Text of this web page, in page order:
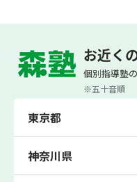
す。森塾では、テ
ちろん、普段習って
可能です。 普段忙
も、テスト前に集
森塾は、（株）スプリックスが運
方にも安心の授業料」の塾・個別
小学生は3科目（算数・英語・国
学・英語・国語・理科・社会）、
間・期末テストで、必ず1回以上
+20点以上。60点以上でご入塾の
ます。もし以上の基準を超えて学
お近く
個別指導塾
※五十音順
東京都
神奈川県